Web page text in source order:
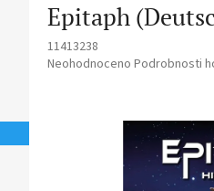
Epitaph
11413238
Průměrné
Neohodnoceno Podrobnosti